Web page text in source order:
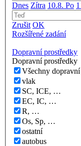
Dnes Zítra 10.8. Po
Zrušit OK
Rozšířené zadání
Dopravní prostředky
Dopravní prostředky
Všechny
vlak
SC, ICE, …
EC, IC, …
R, …
Os, Sp, …
ostatní
autobus